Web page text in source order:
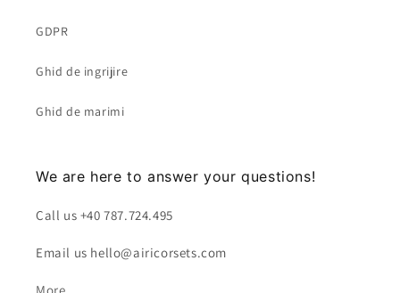
GDPR
Ghid de ingrijire
Ghid de marimi
We are here to answer your questions!
Call us +40 787.724.495
Email us hello@airicorsets.com